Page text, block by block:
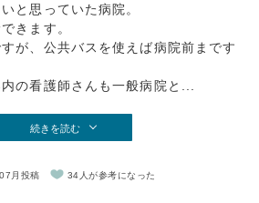
と思っていた病院。
きます。
が、公共バスを使えば病院前まです
の看護師さんも一般病院と...
続きを読む
月投稿 34人が参考になった